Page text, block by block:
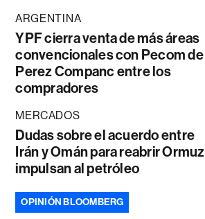
ARGENTINA
YPF cierra venta de más áreas
convencionales con Pecom de
Perez Companc entre los
compradores
MERCADOS
Dudas sobre el acuerdo entre
Irán y Omán para reabrir Ormuz
impulsan al petróleo
OPINIÓN BLOOMBERG